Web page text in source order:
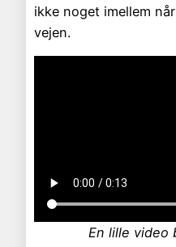
ikke noget imellem
vejen.
En lille video